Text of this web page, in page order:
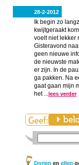
28-2-2012
Ik begin zo
kwijtgeraakt
voelt niet lekker
Gisteravond
geen nieuwe
de nieuwste
er zijn. In de
ga pakken. Na
gaat gaan mijn
het ...lees verder
Dorien en ellen